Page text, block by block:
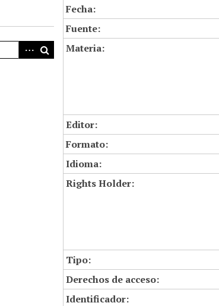
Fecha:
Fuente:
Materia:
Editor:
Formato:
Idioma:
Rights Holder:
Tipo:
Derechos de acceso:
Identificador: